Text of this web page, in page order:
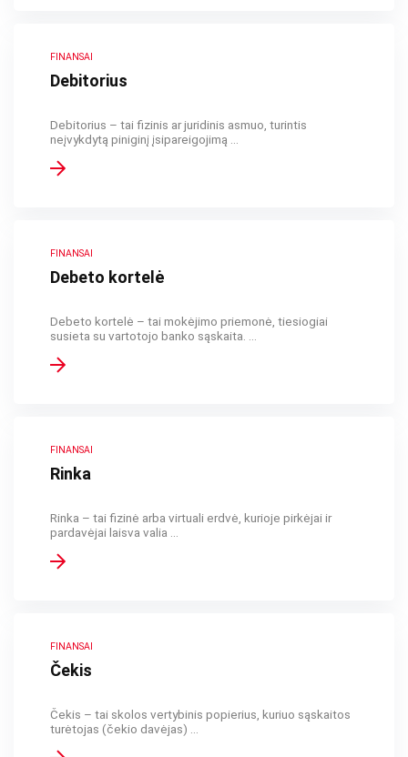
FINANSAI
Debitorius
Debitorius – tai fizinis ar juridinis asmuo, turintis
neįvykdytą piniginį įsipareigojimą ...
FINANSAI
Debeto kortelė
Debeto kortelė – tai mokėjimo priemonė, tiesiogiai
susieta su vartotojo banko sąskaita. ...
FINANSAI
Rinka
Rinka – tai fizinė arba virtuali erdvė, kurioje pirkėjai ir
pardavėjai laisva valia ...
FINANSAI
Čekis
Čekis – tai skolos vertybinis popierius, kuriuo sąskaitos
turėtojas (čekio davėjas) ...